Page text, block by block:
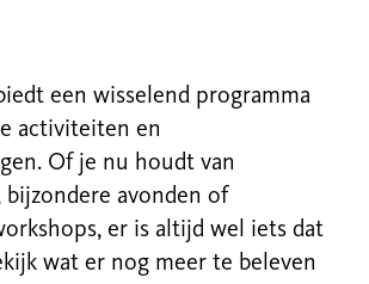
een wisselend programma
activiteiten en
Of je nu houdt van
avonden of
er is altijd wel iets dat
wat er nog meer te beleven